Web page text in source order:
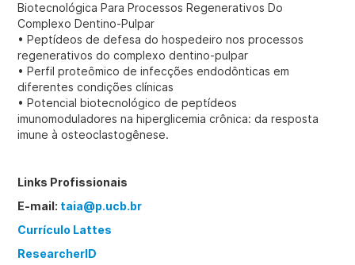
Biotecnológica Para Processos Regenerativos Do
Complexo Dentino-Pulpar
• Peptídeos de defesa do hospedeiro nos processos
regenerativos do complexo dentino-pulpar
• Perfil proteômico de infecções endodônticas em
diferentes condições clínicas
• Potencial biotecnológico de peptídeos
imunomoduladores na hiperglicemia crônica: da resposta
imune à osteoclastogênese.
Links Profissionais
E-mail: taia@p.ucb.br
Currículo Lattes
ResearcherID